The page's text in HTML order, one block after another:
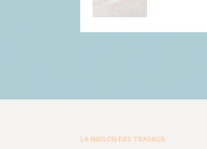
LA MAISON DES TRAVAUX